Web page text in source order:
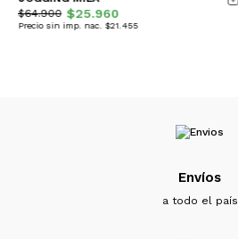
$64.900 $25.960
Precio sin imp. nac. $21.455
Envíos
a todo el país